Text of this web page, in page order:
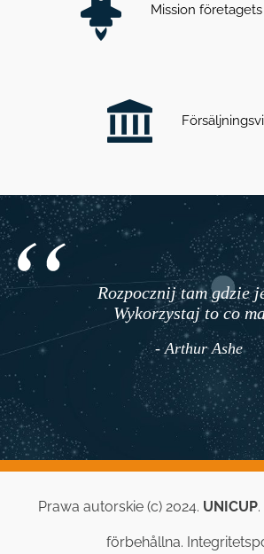
Mission
Rozpocznij tam gdzie
Wykorzystaj to co
- Arthur Ashe
Prawa autorskie (c) 2024. UNICUP.
förbehållna.